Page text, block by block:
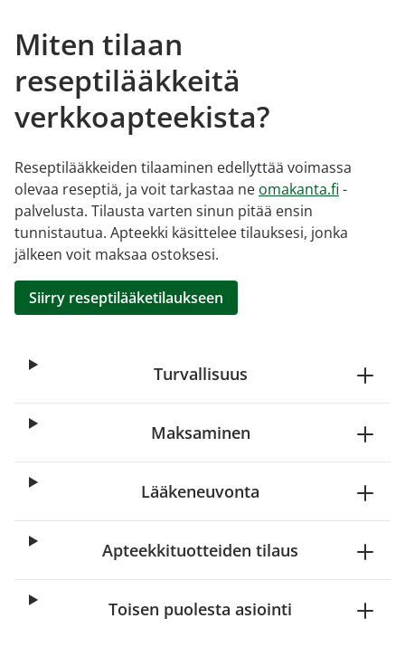
Miten tilaan
reseptilääkkeitä
verkkoapteekista?
Reseptilääkkeiden tilaaminen edellyttää voimassa
olevaa reseptiä, ja voit tarkastaa ne omakanta.fi -
palvelusta. Tilausta varten sinun pitää ensin
tunnistautua. Apteekki käsittelee tilauksesi, jonka
jälkeen voit maksaa ostoksesi.
Siirry reseptilääketilaukseen
Turvallisuus
Maksaminen
Lääkeneuvonta
Apteekkituotteiden tilaus
Toisen puolesta asiointi